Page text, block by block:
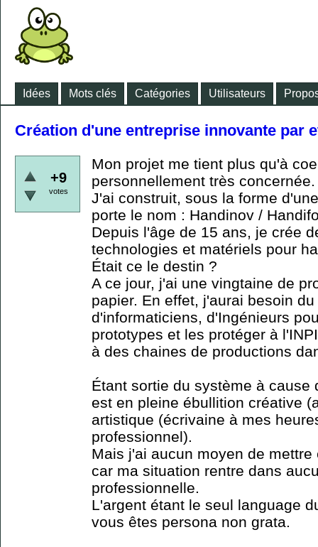
Idées Mots clés Catégories Utilisateurs
Création d'une entreprise innovante par
+9
votes
Mon projet me tient plus qu'à
personnellement très concernée.
J'ai construit, sous la forme
porte le nom : Handinov /
Depuis l'âge de 15 ans, je crée
technologies et matériels pour
Était ce le destin ?
A ce jour, j'ai une vingtaine de
papier. En effet, j'aurai besoin
d'informaticiens, d'Ingénieurs
prototypes et les protéger à
à des chaines de productions
Étant sortie du système à cause
est en pleine ébullition créative
artistique (écrivaine à mes
professionnel).
Mais j'ai aucun moyen de
car ma situation rentre dans
professionnelle.
L'argent étant le seul language
vous êtes persona non grata.